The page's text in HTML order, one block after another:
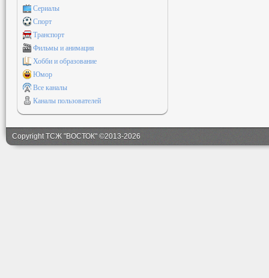
Сериалы
Спорт
Транспорт
Фильмы и анимация
Хобби и образование
Юмор
Все каналы
Каналы пользователей
Copyright ТСЖ "ВОСТОК" ©2013-2026